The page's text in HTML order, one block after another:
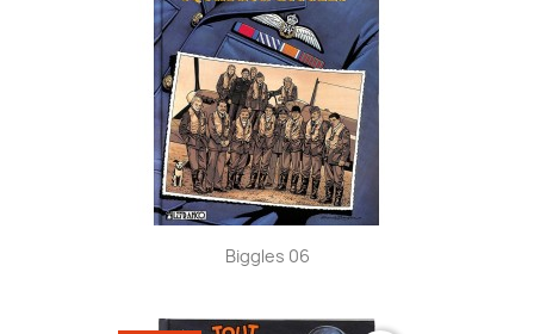
Biggles 06